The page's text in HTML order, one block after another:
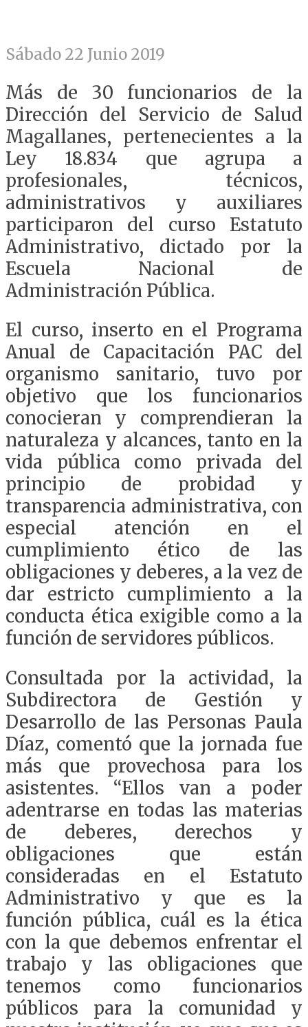
Sábado 22 Junio 2019
Más de 30 funcionarios de la
Dirección del Servicio de Salud
Magallanes, pertenecientes a la
Ley 18.834 que agrupa a
profesionales, técnicos,
administrativos y auxiliares
participaron del curso Estatuto
Administrativo, dictado por la
Escuela Nacional de
Administración Pública.
El curso, inserto en el Programa
Anual de Capacitación PAC del
organismo sanitario, tuvo por
objetivo que los funcionarios
conocieran y comprendieran la
naturaleza y alcances, tanto en la
vida pública como privada del
principio de probidad y
transparencia administrativa, con
especial atención en el
cumplimiento ético de las
obligaciones y deberes, a la vez de
dar estricto cumplimiento a la
conducta ética exigible como a la
función de servidores públicos.
Consultada por la actividad, la
Subdirectora de Gestión y
Desarrollo de las Personas Paula
Díaz, comentó que la jornada fue
más que provechosa para los
asistentes. “Ellos van a poder
adentrarse en todas las materias
de deberes, derechos y
obligaciones que están
consideradas en el Estatuto
Administrativo y que es la
función pública, cuál es la ética
con la que debemos enfrentar el
trabajo y las obligaciones que
tenemos como funcionarios
públicos para la comunidad y